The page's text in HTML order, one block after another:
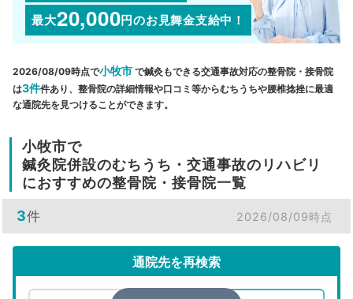
最大20,000円のお見舞金支給中！
2026/08/09時点で小牧市 で鍼灸もできる交通事故対応の整骨院・接骨院
は3件件あり、整骨院の詳細情報や口コミ等からむちうちや腰椎捻挫に最適
な通院先を見つけることができます。
小牧市で
鍼灸院併設のむちうち・交通事故のリハビリ
におすすめの整骨院・接骨院一覧
3件 2026/08/09時点
通院先を再検索